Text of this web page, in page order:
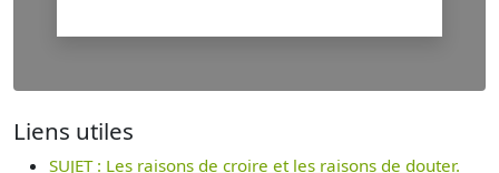
Liens utiles
SUJET : Les raisons de croire et les raisons de douter.